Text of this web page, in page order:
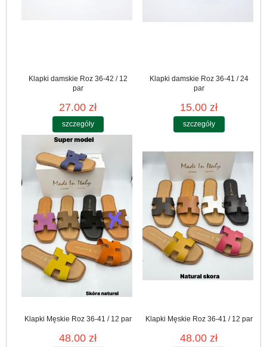
Klapki damskie Roz 36-42 / 12
par
27.00 zł
szczegóły
Klapki damskie Roz 36-41 / 24
par
15.00 zł
szczegóły
Klapki Męskie Roz 36-41 / 12 par
48.00 zł
Klapki Męskie Roz 36-41 / 12 par
48.00 zł